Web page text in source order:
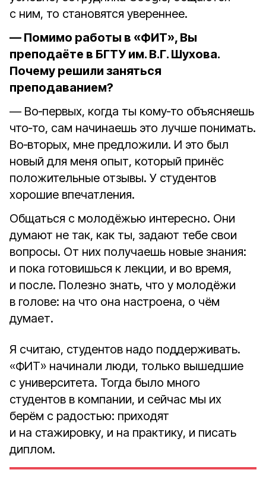
с ним, то становятся увереннее.
— Помимо работы в «ФИТ», Вы
преподаёте в БГТУ им. В.Г. Шухова.
Почему решили заняться
преподаванием?
— Во‑первых, когда ты кому‑то объясняешь
что‑то, сам начинаешь это лучше понимать.
Во‑вторых, мне предложили. И это был
новый для меня опыт, который принёс
положительные отзывы. У студентов
хорошие впечатления.
Общаться с молодёжью интересно. Они
думают не так, как ты, задают тебе свои
вопросы. От них получаешь новые знания:
и пока готовишься к лекции, и во время,
и после. Полезно знать, что у молодёжи
в голове: на что она настроена, о чём
думает.
Я считаю, студентов надо поддерживать.
«ФИТ» начинали люди, только вышедшие
с университета. Тогда было много
студентов в компании, и сейчас мы их
берём с радостью: приходят
и на стажировку, и на практику, и писать
диплом.